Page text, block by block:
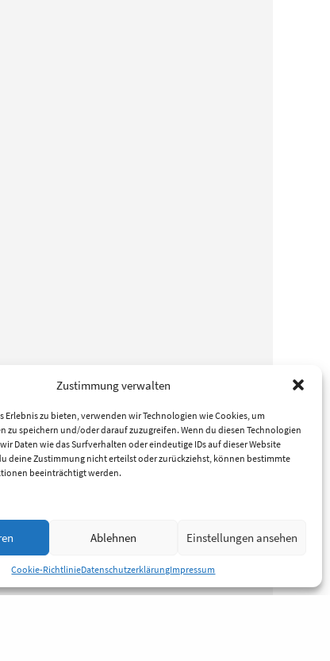
Zustimmung verwalten
Erlebnis zu bieten, verwenden wir Technologien wie Cookies, um
zu speichern und/oder darauf zuzugreifen. Wenn du diesen Technologien
Daten wie das Surfverhalten oder eindeutige IDs auf dieser Website
deine Zustimmung nicht erteilst oder zurückziehst, können bestimmte
beeinträchtigt werden.
Ablehnen Einstellungen ansehen
Cookie-RichtlinieDatenschutzerklärungImpressum